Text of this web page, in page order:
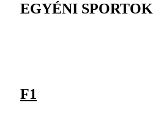
EGYÉNI SPORTOK
F1